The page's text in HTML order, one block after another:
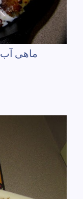
ماهی آب